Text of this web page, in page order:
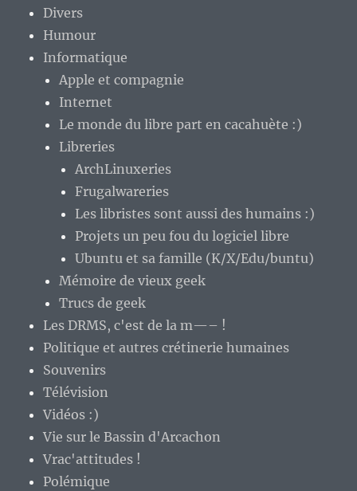
Divers
Humour
Informatique
Apple et compagnie
Internet
Le monde du libre part en cacahuète :)
Libreries
ArchLinuxeries
Frugalwareries
Les libristes sont aussi des humains :)
Projets un peu fou du logiciel libre
Ubuntu et sa famille (K/X/Edu/buntu)
Mémoire de vieux geek
Trucs de geek
Les DRMS, c'est de la m—– !
Politique et autres crétinerie humaines
Souvenirs
Télévision
Vidéos :)
Vie sur le Bassin d'Arcachon
Vrac'attitudes !
Polémique